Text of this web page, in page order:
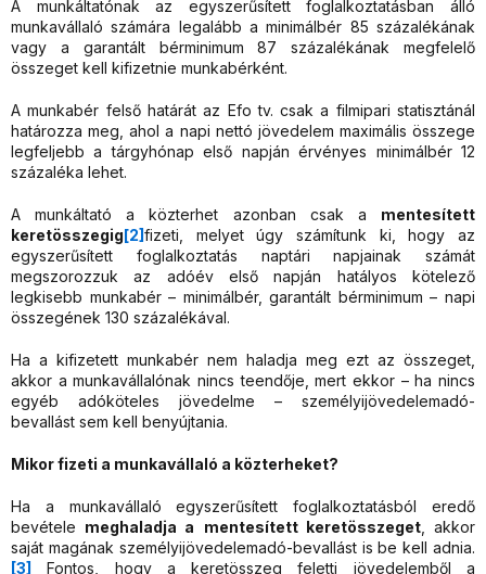
A munkáltatónak az egyszerűsített foglalkoztatásban álló
munkavállaló számára legalább a minimálbér 85 százalékának
vagy a garantált bérminimum 87 százalékának megfelelő
összeget kell kifizetnie munkabérként.
A munkabér felső határát az Efo tv. csak a filmipari statisztánál
határozza meg, ahol a napi nettó jövedelem maximális összege
legfeljebb a tárgyhónap első napján érvényes minimálbér 12
százaléka lehet.
A munkáltató a közterhet azonban csak a mentesített
keretösszegig[2]fizeti, melyet úgy számítunk ki, hogy az
egyszerűsített foglalkoztatás naptári napjainak számát
megszorozzuk az adóév első napján hatályos kötelező
legkisebb munkabér – minimálbér, garantált bérminimum – napi
összegének 130 százalékával.
Ha a kifizetett munkabér nem haladja meg ezt az összeget,
akkor a munkavállalónak nincs teendője, mert ekkor – ha nincs
egyéb adóköteles jövedelme – személyijövedelemadó-
bevallást sem kell benyújtania.
Mikor fizeti a munkavállaló a közterheket?
Ha a munkavállaló egyszerűsített foglalkoztatásból eredő
bevétele meghaladja a mentesített keretösszeget, akkor
saját magának személyijövedelemadó-bevallást is be kell adnia.
[3]
Fontos, hogy a keretösszeg feletti jövedelemből a